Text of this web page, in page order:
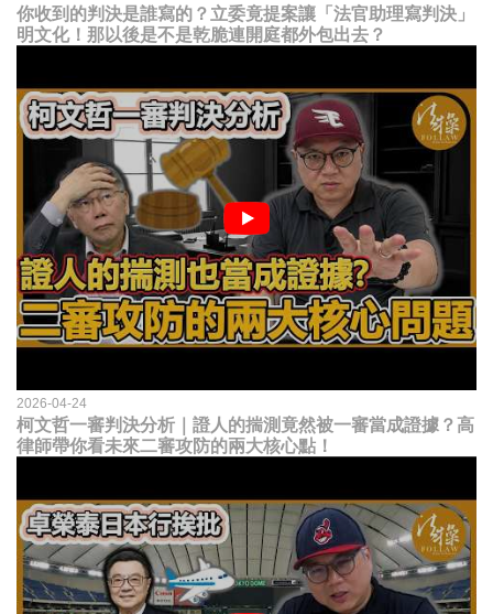
你收到的判決是誰寫的？立委竟提案讓「法官助理寫判決」
明文化！那以後是不是乾脆連開庭都外包出去？
2026-04-24
柯文哲一審判決分析｜證人的揣測竟然被一審當成證據？高
律師帶你看未來二審攻防的兩大核心點！